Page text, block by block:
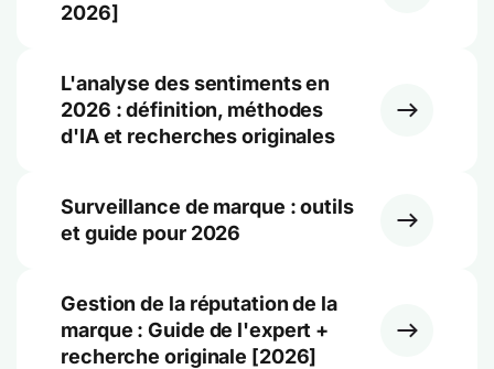
2026]
L'analyse des sentiments en
2026 : définition, méthodes
d'IA et recherches originales
Surveillance de marque : outils
et guide pour 2026
Gestion de la réputation de la
marque : Guide de l'expert +
recherche originale [2026]